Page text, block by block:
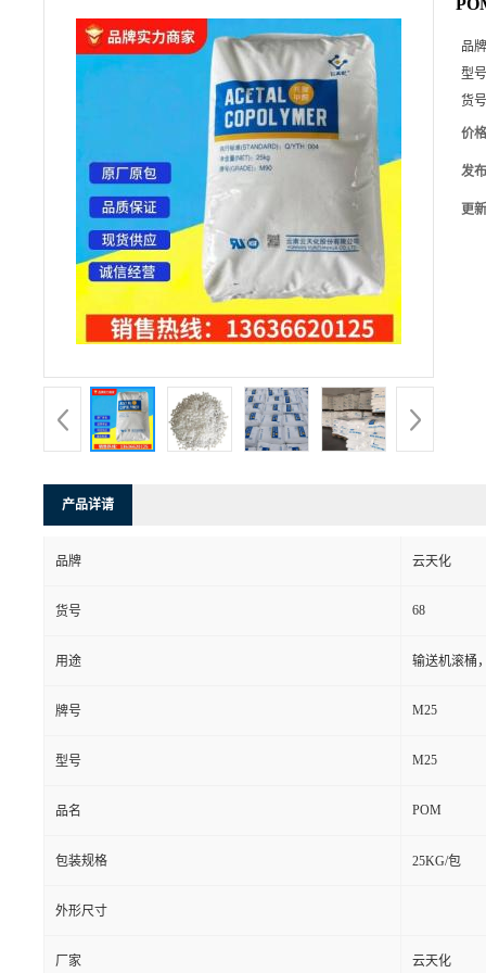
品
型
货
价
发
更
产品详请
品牌 云天化
货号 68
用途 输送机滚桶
牌号 M25
型号 M25
品名 POM
包装规格 25KG/包
外形尺寸
厂家 云天化